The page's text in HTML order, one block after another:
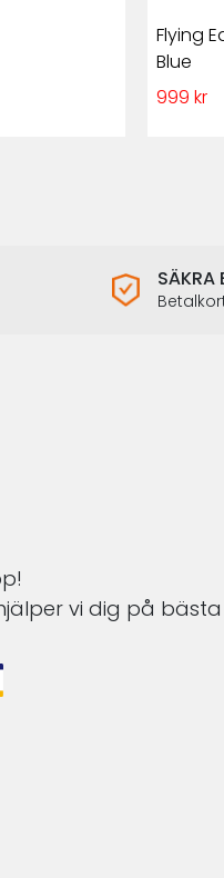
Flying
Blue
999 kr
SÄKRA
vi dig på